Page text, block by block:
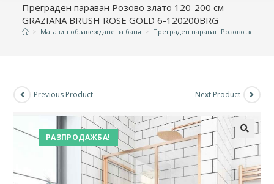
Преграден параван Розово злато 120-200 см
GRAZIANA BRUSH ROSE GOLD 6-120200BRG
> Магазин обзавеждане за баня > Преграден параван Розово злато
РАЗПРОДАЖБА!
Previous Product Next Product